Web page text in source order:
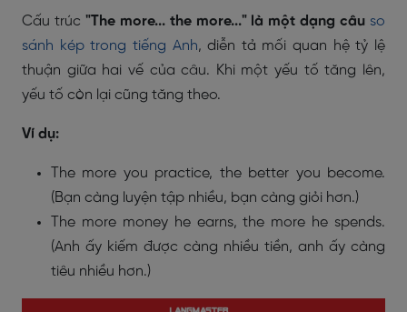
Cấu trúc "The more... the more..." là một dạng câu so
sánh kép trong tiếng Anh, diễn tả mối quan hệ tỷ lệ
thuận giữa hai vế của câu. Khi một yếu tố tăng lên,
yếu tố còn lại cũng tăng theo.
Ví dụ:
The more you practice, the better you become.
(Bạn càng luyện tập nhiều, bạn càng giỏi hơn.)
The more money he earns, the more he spends.
(Anh ấy kiếm được càng nhiều tiền, anh ấy càng
tiêu nhiều hơn.)